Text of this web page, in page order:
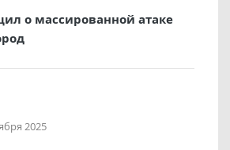
о массированной атаке
2025